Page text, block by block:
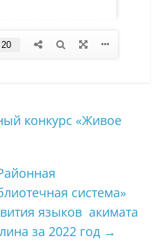
конкурс «Живое
система»
языков акимата
за 2022 год →